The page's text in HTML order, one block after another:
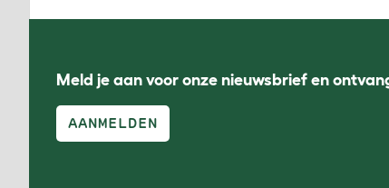
Meld je aan voor onze nieuwsbrief en
AANMELDEN